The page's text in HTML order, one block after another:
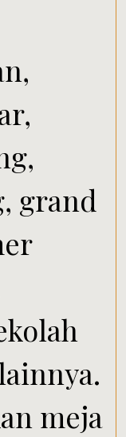
grand
meja